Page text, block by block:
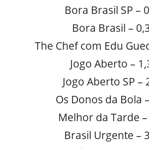
Bora Brasil SP –
Bora Brasil –
The Chef com Edu
Jogo Aberto –
Jogo Aberto SP –
Os Donos da Bola
Melhor da Tarde –
Brasil Urgente –